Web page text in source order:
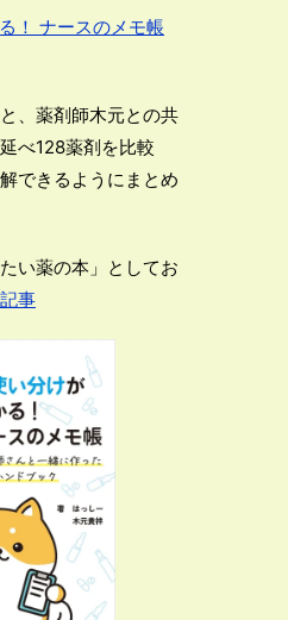
！ ナースのメモ帳
、薬剤師木元との共
べ128薬剤を比較
できるようにまとめ
い薬の本」としてお
事